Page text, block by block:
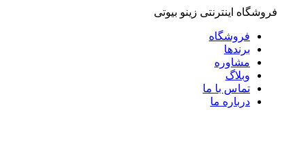
فروشگاه اینترنتی زینو بیوتی
فروشگاه
برندها
مشاوره
وبلاگ
تماس با ما
درباره ما